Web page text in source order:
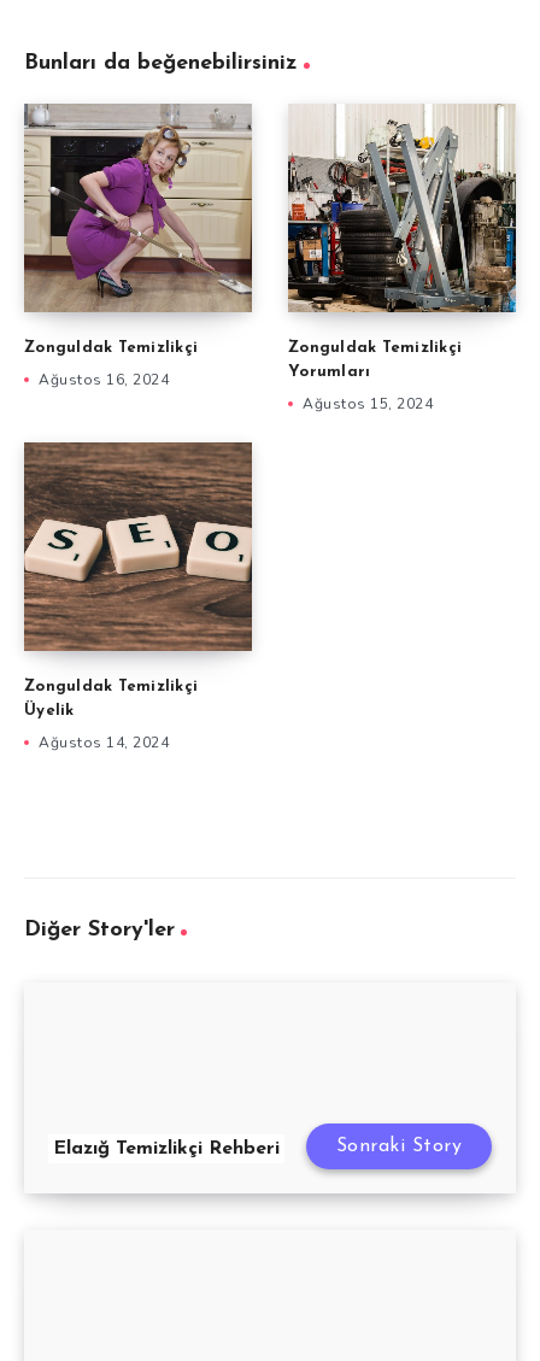
Bunları da beğenebilirsiniz
Zonguldak Temizlikçi
Ağustos 16, 2024
Zonguldak Temizlikçi
Yorumları
Ağustos 15, 2024
Zonguldak Temizlikçi
Üyelik
Ağustos 14, 2024
Diğer Story'ler
Elazığ Temizlikçi Rehberi Sonraki Story